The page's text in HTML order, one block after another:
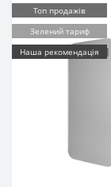
Топ продажів
Зелений тариф
Наша рекомендація